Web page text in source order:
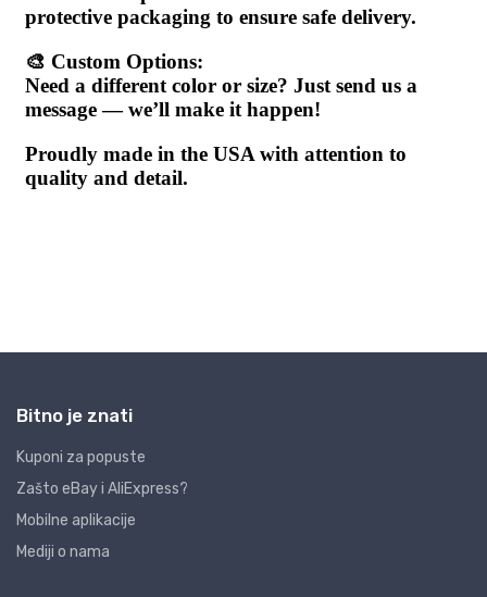
Bitno je znati
Kuponi za popuste
Zašto eBay i AliExpress?
Mobilne aplikacije
Mediji o nama